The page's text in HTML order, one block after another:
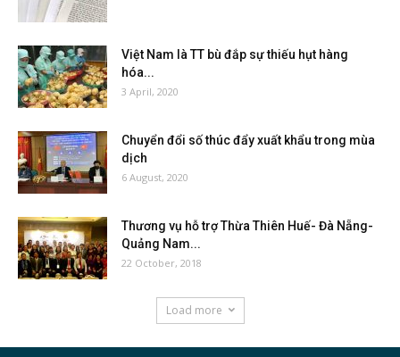
Việt Nam là TT bù đắp sự thiếu hụt hàng
hóa...
3 April, 2020
Chuyển đổi số thúc đẩy xuất khẩu trong mùa
dịch
6 August, 2020
Thương vụ hỗ trợ Thừa Thiên Huế- Đà Nẵng-
Quảng Nam...
22 October, 2018
Load more